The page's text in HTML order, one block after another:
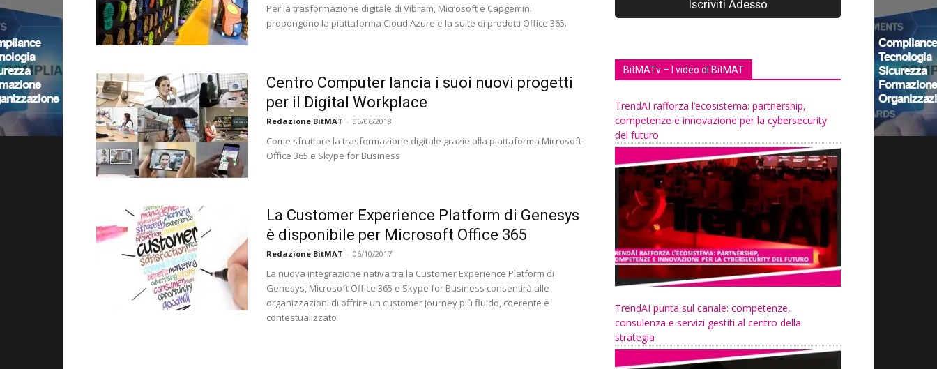
Per la trasformazione digitale di Vibram, Microsoft e Capgemini
propongono la piattaforma Cloud Azure e la suite di prodotti Office 365.
Centro Computer lancia i suoi nuovi progetti
per il Digital Workplace
Redazione BitMAT - 05/06/2018
Come sfruttare la trasformazione digitale grazie alla piattaforma Microsoft
Office 365 e Skype for Business
La Customer Experience Platform di Genesys
è disponibile per Microsoft Office 365
Redazione BitMAT - 06/10/2017
La nuova integrazione nativa tra la Customer Experience Platform di
Genesys, Microsoft Office 365 e Skype for Business consentirà alle
organizzazioni di offrire un customer journey più fluido, coerente e
contestualizzato
BitMATv – I video di BitMAT
TrendAI rafforza l’ecosistema: partnership,
competenze e innovazione per la cybersecurity
del futuro
TrendAI punta sul canale: competenze,
consulenza e servizi gestiti al centro della
strategia